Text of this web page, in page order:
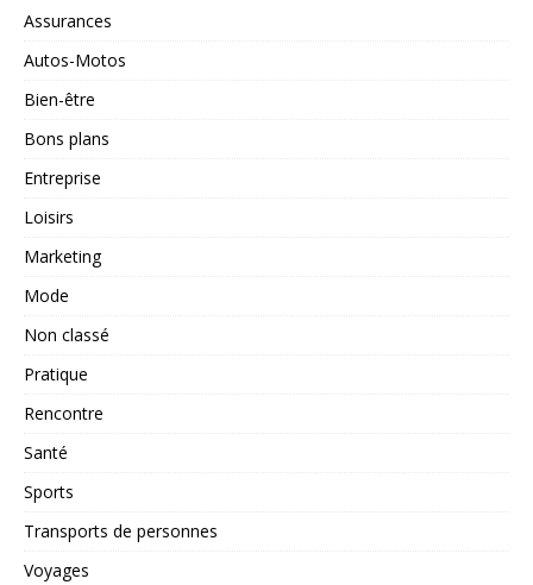
Assurances
Autos-Motos
Bien-être
Bons plans
Entreprise
Loisirs
Marketing
Mode
Non classé
Pratique
Rencontre
Santé
Sports
Transports de personnes
Voyages